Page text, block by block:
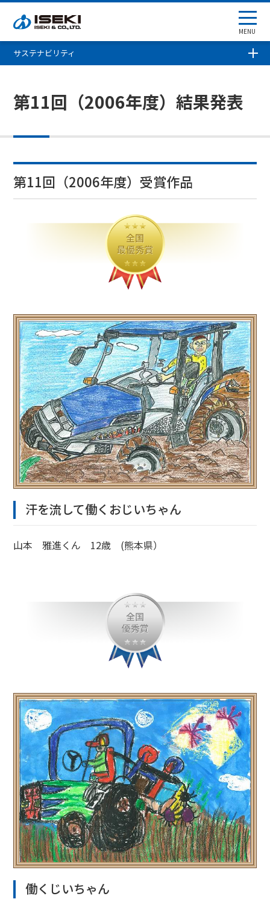
MENU
第11回（2006年度）結果発表
サステナビリティ
第11回（2006年度）受賞作品
汗を流して働くおじいちゃん
山本 雅進くん 12歳 (熊本県）
働くじいちゃん